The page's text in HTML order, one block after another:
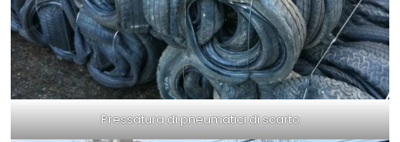
Pressatura di pneumatici di scarto